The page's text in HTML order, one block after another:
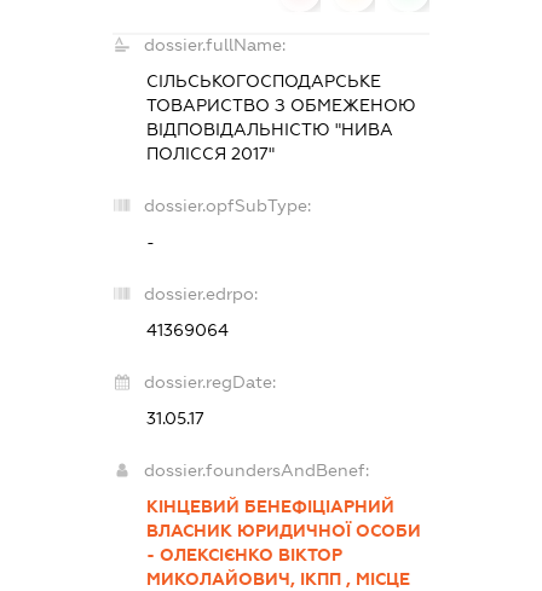
dossier.fullName:
СІЛЬСЬКОГОСПОДАРСЬКЕ
ТОВАРИСТВО З ОБМЕЖЕНОЮ
ВІДПОВІДАЛЬНІСТЮ "НИВА
ПОЛІССЯ 2017"
dossier.opfSubType:
-
dossier.edrpo:
41369064
dossier.regDate:
31.05.17
dossier.foundersAndBenef:
КІНЦЕВИЙ БЕНЕФІЦІАРНИЙ
ВЛАСНИК ЮРИДИЧНОЇ ОСОБИ
- ОЛЕКСІЄНКО ВІКТОР
МИКОЛАЙОВИЧ, ІКПП , МІСЦЕ